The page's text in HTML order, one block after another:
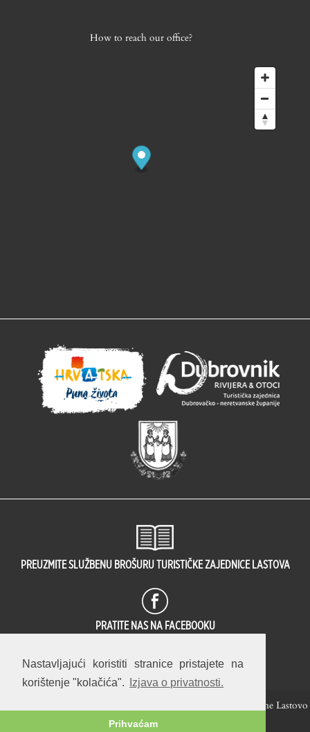
Nastavljajući koristiti stranice pristajete na
korištenje "kolačića".
Izjava o privatnosti.
Prihvaćam
How to reach our office?
PREUZMITE SLUŽBENU BROŠURU TURISTIČKE ZAJEDNICE LASTOVA
PRATITE NAS NA FACEBOOKU
© 2014 — 2026 Turistička zajednica Općine Lastovo